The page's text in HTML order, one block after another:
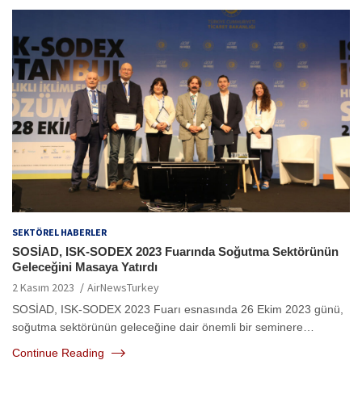
SEKTÖREL HABERLER
SOSİAD, ISK-SODEX 2023 Fuarında Soğutma Sektörünün
Geleceğini Masaya Yatırdı
2 Kasım 2023 AirNewsTurkey
SOSİAD, ISK-SODEX 2023 Fuarı esnasında 26 Ekim 2023 günü,
soğutma sektörünün geleceğine dair önemli bir seminere…
Continue Reading